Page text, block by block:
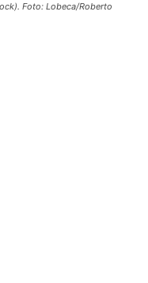
Foto: Lobeca/Roberto